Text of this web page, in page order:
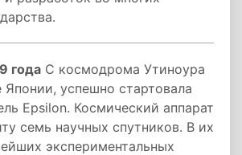
года С космодрома Утиноура
Японии, успешно стартовала
Epsilon. Космический аппарат
семь научных спутников. В их
экспериментальных